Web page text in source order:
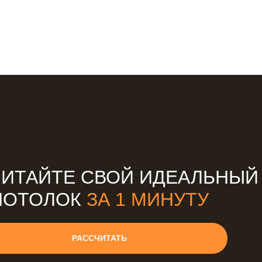
СВОЙ ИДЕАЛЬНЫЙ
ЗА 1 МИНУТУ
РАССЧИТАТЬ